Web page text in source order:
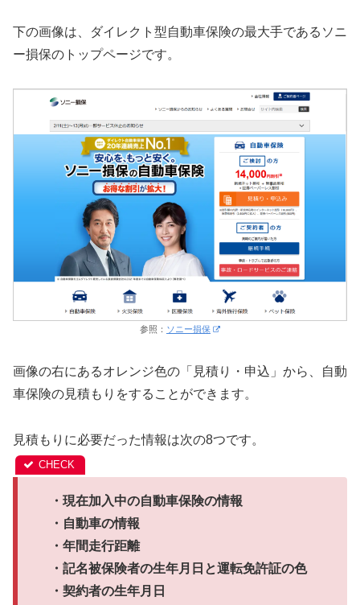
下の画像は、ダイレクト型自動車保険の最大手であるソニ
ー損保のトップページです。
参照： ソニー損保
画像の右にあるオレンジ色の「見積り・申込」から、自動
車保険の見積もりをすることができます。
見積もりに必要だった情報は次の8つです。
・現在加入中の自動車保険の情報
・自動車の情報
・年間走行距離
・記名被保険者の生年月日と運転免許証の色
・契約者の生年月日